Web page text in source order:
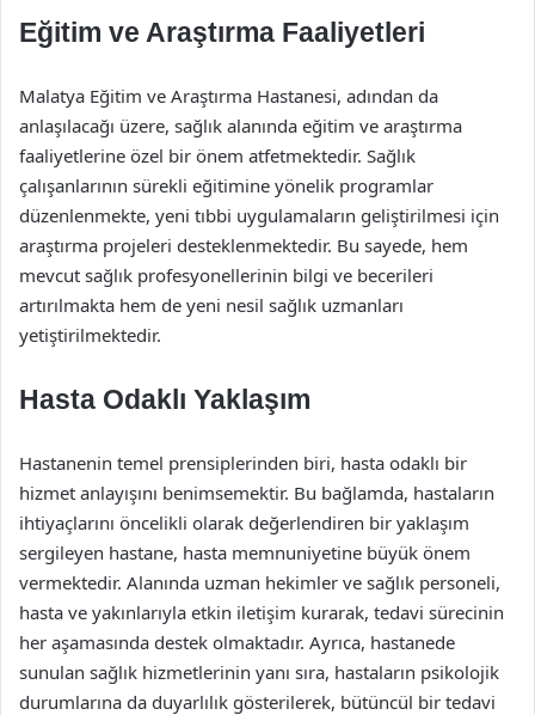
Eğitim ve Araştırma Faaliyetleri
Malatya Eğitim ve Araştırma Hastanesi, adından da
anlaşılacağı üzere, sağlık alanında eğitim ve araştırma
faaliyetlerine özel bir önem atfetmektedir. Sağlık
çalışanlarının sürekli eğitimine yönelik programlar
düzenlenmekte, yeni tıbbi uygulamaların geliştirilmesi için
araştırma projeleri desteklenmektedir. Bu sayede, hem
mevcut sağlık profesyonellerinin bilgi ve becerileri
artırılmakta hem de yeni nesil sağlık uzmanları
yetiştirilmektedir.
Hasta Odaklı Yaklaşım
Hastanenin temel prensiplerinden biri, hasta odaklı bir
hizmet anlayışını benimsemektir. Bu bağlamda, hastaların
ihtiyaçlarını öncelikli olarak değerlendiren bir yaklaşım
sergileyen hastane, hasta memnuniyetine büyük önem
vermektedir. Alanında uzman hekimler ve sağlık personeli,
hasta ve yakınlarıyla etkin iletişim kurarak, tedavi sürecinin
her aşamasında destek olmaktadır. Ayrıca, hastanede
sunulan sağlık hizmetlerinin yanı sıra, hastaların psikolojik
durumlarına da duyarlılık gösterilerek, bütüncül bir tedavi